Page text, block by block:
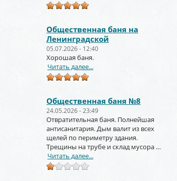
Общественная баня на
Ленинградской
05.07.2026 - 12:40
Хорошая баня.
Читать далее...
Общественная баня №8
24.05.2026 - 23:49
Отвратительная баня. Полнейшая
антисанитария. Дым валит из всех
щелей по периметру здания.
Трещины на трубе и склад мусора за
торцом зданиями.
Читать далее...